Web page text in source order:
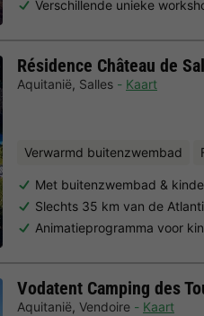
Verschillende unieke
Résidence Château de
Aquitanië, Salles Kaart
Verwarmd buitenzwembad
Met buitenzwembad &
Slechts 35 km van de
Animatieprogramma voor
Vodatent Camping des
Aquitanië, Vendoire Kaart